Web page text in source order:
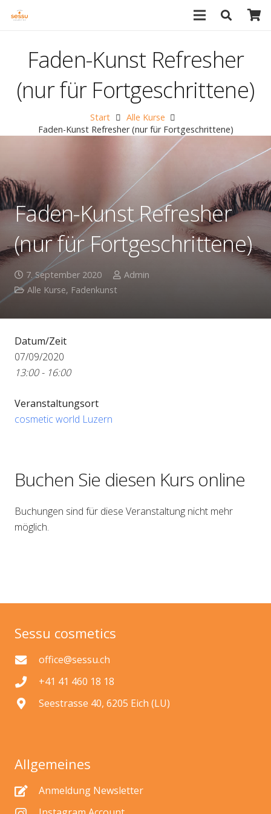
Faden-Kunst Refresher
(nur für Fortgeschrittene)
Start
Alle Kurse
Faden-Kunst Refresher (nur für Fortgeschrittene)
Faden-Kunst Refresher
(nur für Fortgeschrittene)
7. September 2020
Admin
Alle Kurse, Fadenkunst
Datum/Zeit
07/09/2020
13:00 - 16:00
Veranstaltungsort
cosmetic world Luzern
Buchen Sie diesen Kurs online
Buchungen sind für diese Veranstaltung nicht mehr
möglich.
Sessu cosmetics
office@sessu.ch
+41 41 460 18 18
Seestrasse 40, 6205 Eich (LU)
Allgemeines
Anmeldung Newsletter